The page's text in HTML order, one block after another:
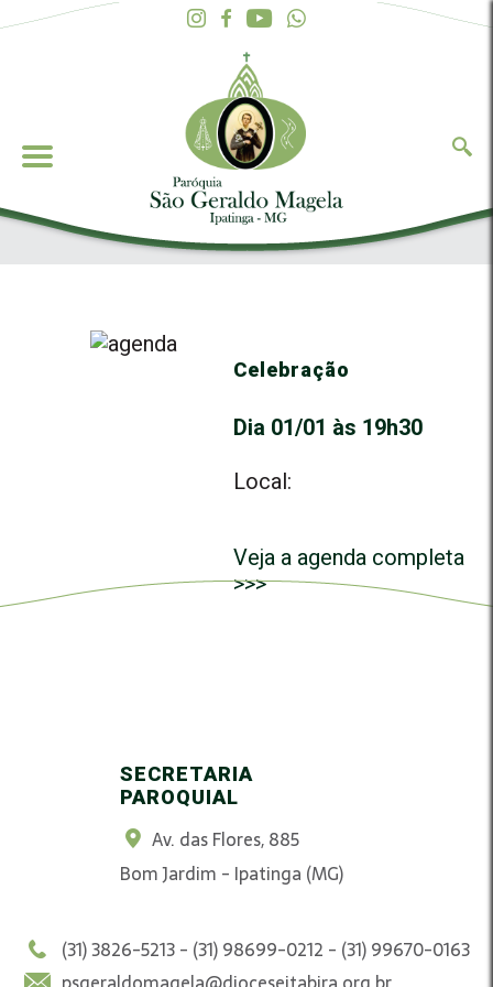
Celebração
Dia 01/01 às 19h30
Local:
Veja a agenda completa
>>>
SECRETARIA
PAROQUIAL
Av. das Flores, 885
Bom Jardim - Ipatinga (MG)
(31) 3826-5213 - (31) 98699-0212 - (31) 99670-0163